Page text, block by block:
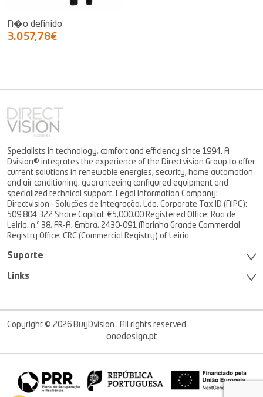
N�o definido
3.057,78€
Specialists in technology, comfort and efficiency since 1994. A
Dvision® integrates the experience of the Directvision Group to offer
current solutions in renewable energies, security, home automation
and air conditioning, guaranteeing configured equipment and
specialized technical support. Legal Information Company:
Directvision – Soluções de Integração, Lda. Corporate Tax ID (NIPC):
509 804 322 Share Capital: €5,000.00 Registered Office: Rua de
Leiria, n.º 38, FR-A, Embra, 2430-091 Marinha Grande Commercial
Registry Office: CRC (Commercial Registry) of Leiria
Suporte
Links
Copyright © 2026 BuyDvision . All rights reserved
onedesign.pt